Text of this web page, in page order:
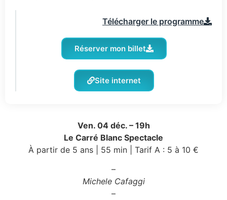
Télécharger le programme
Réserver mon billet
Site internet
Ven. 04 déc. – 19h
Le Carré Blanc Spectacle
À partir de 5 ans | 55 min | Tarif A : 5 à 10 €
–
Michele Cafaggi
–